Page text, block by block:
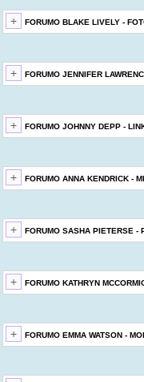
FORUMO BLAKE LIVELY -
FORUMO JENNIFER
FORUMO JOHNNY DEPP -
FORUMO ANNA KENDRICK -
FORUMO SASHA PIETERSE -
FORUMO KATHRYN
FORUMO EMMA WATSON -